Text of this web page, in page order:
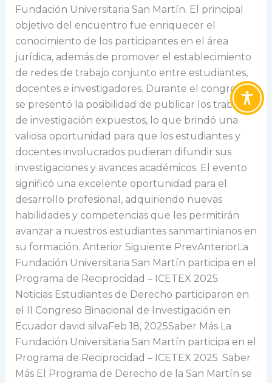
Fundación Universitaria San Martín. El principal
objetivo del encuentro fue enriquecer el
conocimiento de los participantes en el área
jurídica, además de promover el establecimiento
de redes de trabajo conjunto entre estudiantes,
docentes e investigadores. Durante el congreso,
se presentó la posibilidad de publicar los trabajos
de investigación expuestos, lo que brindó una
valiosa oportunidad para que los estudiantes y
docentes involucrados pudieran difundir sus
investigaciones y avances académicos. El evento
significó una excelente oportunidad para el
desarrollo profesional, adquiriendo nuevas
habilidades y competencias que les permitirán
avanzar a nuestros estudiantes sanmartinianos en
su formación. Anterior Siguiente PrevAnteriorLa
Fundación Universitaria San Martín participa en el
Programa de Reciprocidad – ICETEX 2025.
Noticias Estudiantes de Derecho participaron en
el II Congreso Binacional de Investigación en
Ecuador david silvaFeb 18, 2025Saber Más La
Fundación Universitaria San Martín participa en el
Programa de Reciprocidad – ICETEX 2025. Saber
Más El Programa de Derecho de la San Martín se